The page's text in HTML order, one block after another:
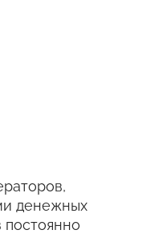
денежных
постоянно